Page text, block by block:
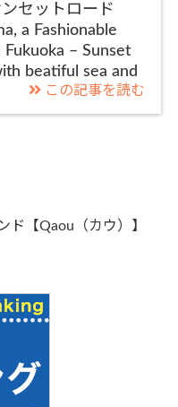
ンセットロード
a Fashionable
Fukuoka – Sunset
beatiful sea and
この記事を読む
ド【Qaou（カウ）】